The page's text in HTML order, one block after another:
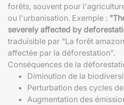
forêts, souvent pour
ou l'urbanisation. Exemple :
severely affected by
traduisible par "La forêt
affectée par la déforestation".
Conséquences de la
Diminution de la
Perturbation des cycles
Augmentation des